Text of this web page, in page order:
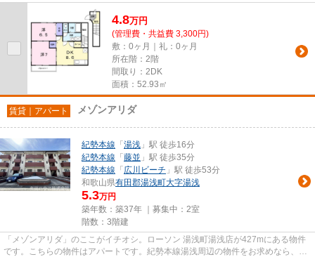
4.8万円
(管理費・共益費 3,300円)
敷：0ヶ月｜礼：0ヶ月
所在階：2階
間取り：2DK
面積：52.93㎡
賃貸｜アパート メゾンアリダ
紀勢本線 「 湯浅 」駅 徒歩16分
紀勢本線 「 藤並 」駅 徒歩35分
紀勢本線 「 広川ビーチ 」駅 徒歩53分
和歌山県有田郡湯浅町大字湯浅
5.3万円
築年数：築37年 ｜募集中： 2室
階数：3階建
「メゾンアリダ」のここがイチオシ。ローソン 湯浅町湯浅店が427mにある物件
です。こちらの物件はアパートです。紀勢本線湯浅周辺の物件をお求めなら、直